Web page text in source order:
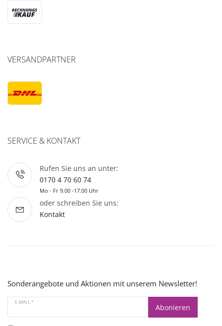
VERSANDPARTNER
SERVICE & KONTAKT
Rufen Sie uns an unter:
0170 4 70 60 74
Mo - Fr 9.00 -17.00 Uhr
oder schreiben Sie uns:
Kontakt
Sonderangebote und Aktionen mit unserem Newsletter!
E-MAIL *
Abonieren